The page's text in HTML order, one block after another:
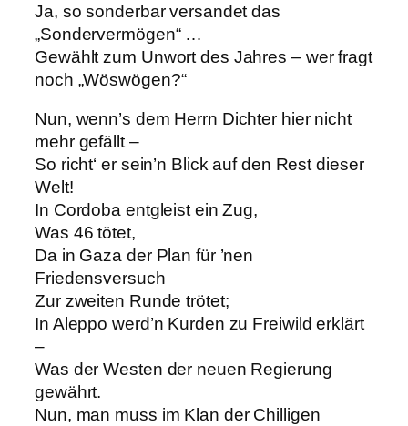
Ja, so sonderbar versandet das
„Sondervermögen“ …
Gewählt zum Unwort des Jahres – wer fragt
noch „Wöswögen?“
Nun, wenn’s dem Herrn Dichter hier nicht
mehr gefällt –
So richt‘ er sein’n Blick auf den Rest dieser
Welt!
In Cordoba entgleist ein Zug,
Was 46 tötet,
Da in Gaza der Plan für ’nen
Friedensversuch
Zur zweiten Runde trötet;
In Aleppo werd’n Kurden zu Freiwild erklärt
–
Was der Westen der neuen Regierung
gewährt.
Nun, man muss im Klan der Chilligen